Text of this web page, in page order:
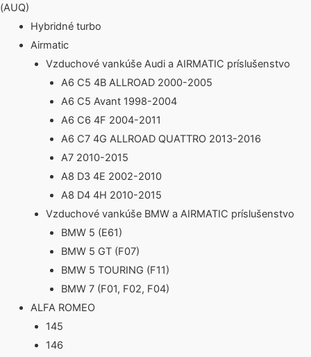
(AUQ)
Hybridné turbo
Airmatic
Vzduchové vankúše Audi a AIRMATIC príslušenstvo
A6 C5 4B ALLROAD 2000-2005
A6 C5 Avant 1998-2004
A6 C6 4F 2004-2011
A6 C7 4G ALLROAD QUATTRO 2013-2016
A7 2010-2015
A8 D3 4E 2002-2010
A8 D4 4H 2010-2015
Vzduchové vankúše BMW a AIRMATIC príslušenstvo
BMW 5 (E61)
BMW 5 GT (F07)
BMW 5 TOURING (F11)
BMW 7 (F01, F02, F04)
ALFA ROMEO
145
146